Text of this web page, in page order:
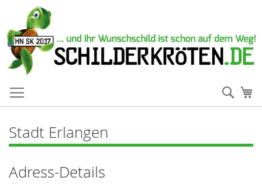
Stadt Erlangen
Adress-Details